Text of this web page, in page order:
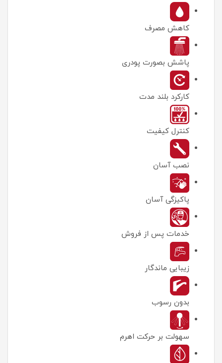
کاهش مصرف
پاشش بصورت پودری
کارکرد بلند مدت
كنترل كيفيت
نصب آسان
پاکیزگی آسان
خدمات پس از فروش
زیبایی ماندگار
بدون رسوب
سهولت بر حرکت اهرم